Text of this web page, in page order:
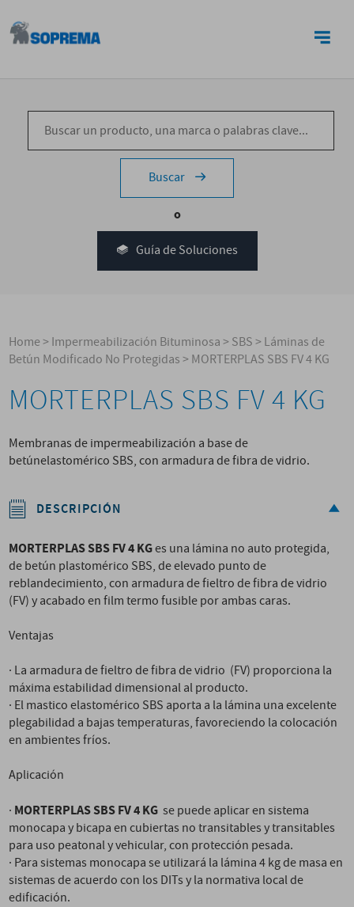
Buscar
o
Guía de Soluciones
Home>Impermeabilización Bituminosa>SBS>Láminas de
Betún Modificado No Protegidas>MORTERPLAS SBS FV 4 KG
MORTERPLAS SBS FV 4 KG
Membranas de impermeabilización a base de
betúnelastomérico SBS, con armadura de fibra de vidrio.
DESCRIPCIÓN
MORTERPLAS SBS FV 4 KGes una lámina no auto protegida,
de betún plastomérico SBS, de elevado punto de
reblandecimiento, con armadura de fieltro de fibra de vidrio
(FV) y acabado en film termo fusible por ambas caras.
Ventajas
· La armadura de fieltro de fibra de vidrio (FV) proporciona la
máxima estabilidad dimensional al producto.
· El mastico elastomérico SBS aporta a la lámina una excelente
plegabilidad a bajas temperaturas, favoreciendo la colocación
en ambientes fríos.
Aplicación
· MORTERPLAS SBS FV 4 KG se puede aplicar en sistema
monocapa y bicapa en cubiertas no transitables y transitables
para uso peatonal y vehicular, con protección pesada.
· Para sistemas monocapa se utilizará la lámina 4 kg de masa en
sistemas de acuerdo con los DITs y la normativa local de
edificación.